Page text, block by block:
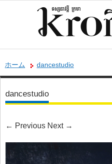
ホーム dancestudio
dancestudio
← Previous Next →